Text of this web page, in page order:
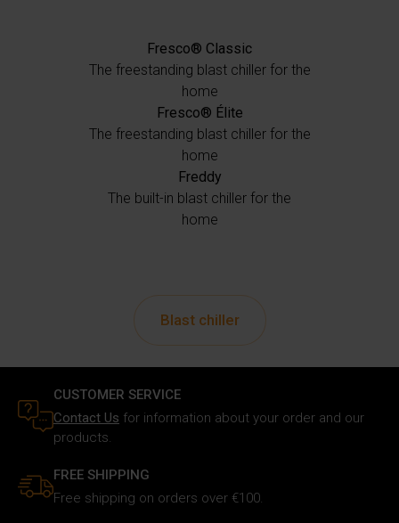
Fresco® Classic
The freestanding blast chiller for the
home
Fresco® Élite
The freestanding blast chiller for the
home
Freddy
The built-in blast chiller for the
home
Blast chiller
CUSTOMER SERVICE
Contact Us for information about your order and our
products.
FREE SHIPPING
Free shipping on orders over €100.